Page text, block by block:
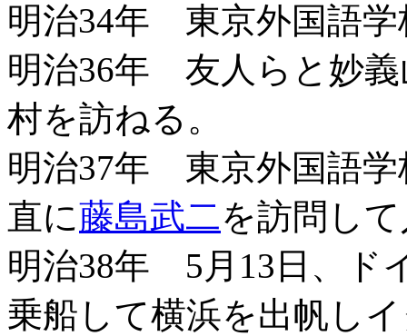
明治34年 東京外国語学
明治36年 友人らと妙義
村を訪ねる。
明治37年 東京外国語学
直に藤島武二を訪問し
明治38年 5月13日、ド
乗船して横浜を出帆し